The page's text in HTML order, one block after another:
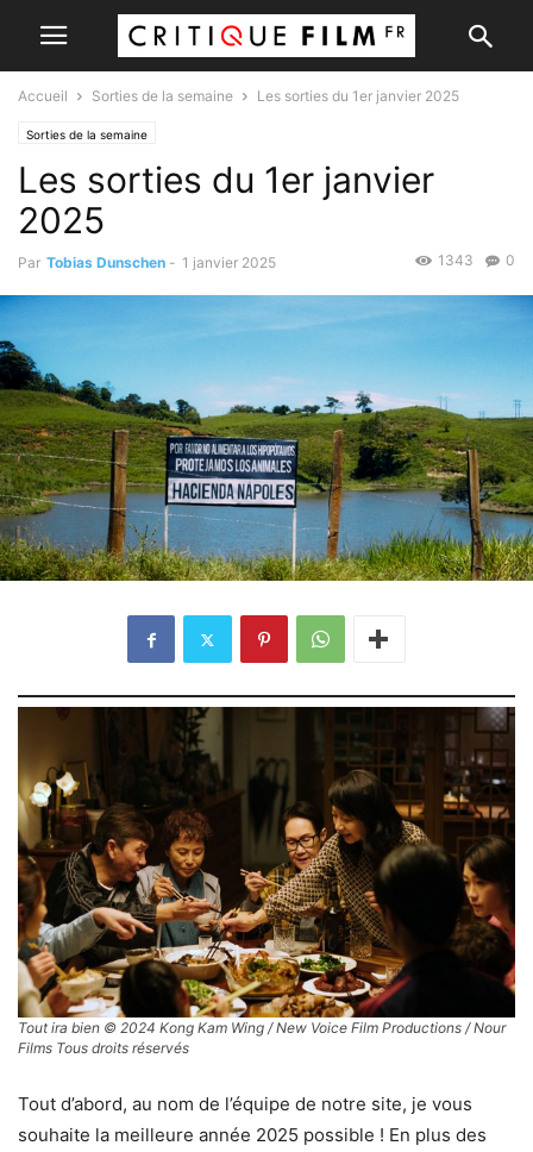
Accueil Sorties de la semaine Les sorties du 1er janvier 2025
Sorties de la semaine
Les sorties du 1er janvier
2025
Par Tobias Dunschen - 1 janvier 2025 0
1343
Tout ira bien © 2024 Kong Kam Wing / New Voice Film Productions / Nour
Films Tous droits réservés
Tout d’abord, au nom de l’équipe de notre site, je vous
souhaite la meilleure année 2025 possible ! En plus des